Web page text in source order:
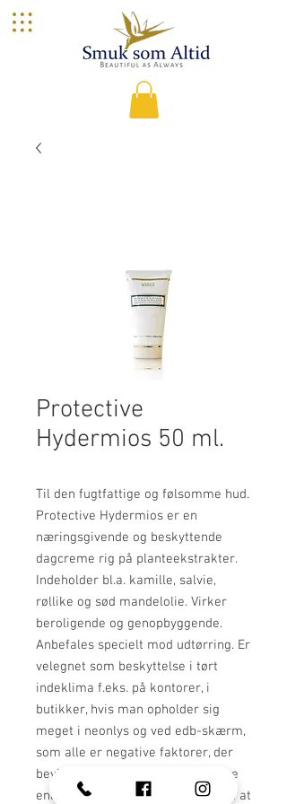
Protective
Hydermios 50 ml.
Til den fugtfattige og følsomme hud.
Protective Hydermios er en
næringsgivende og beskyttende
dagcreme rig på planteekstrakter.
Indeholder bl.a. kamille, salvie,
røllike og sød mandelolie. Virker
beroligende og genopbyggende.
Anbefales specielt mod udtørring. Er
velegnet som beskyttelse i tørt
indeklima f.eks. på kontorer, i
butikker, hvis man opholder sig
meget i neonlys og ved edb-skærm,
som alle er negative faktorer, der
bevirker, at huden ældes hurtigere
end normalt, hvorfor det er vigtigt at